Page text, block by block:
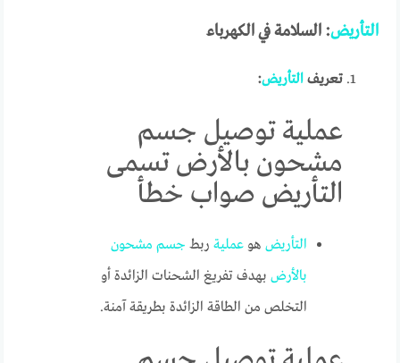
التأريض: السلامة في الكهرباء
تعريفالتأريض:
عملية توصيل جسم
مشحون بالأرض تسمى
التأريض صواب خطأ
التأريض هوعملية ربط جسم مشحون
بالأرض بهدف تفريغ الشحنات الزائدة أو
التخلص من الطاقة الزائدة بطريقة آمنة.